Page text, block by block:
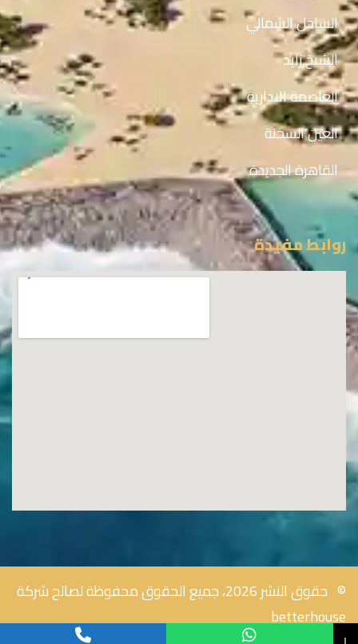
الساحل الشمالي
الشيخ زايد
العاصمة الادارية
العين السخنة
القاهرة الجديدة
روابط مفيدة
© حقوق النشر 2026، جميع الحقوق محفوظة لصالح شركة
betterhouse